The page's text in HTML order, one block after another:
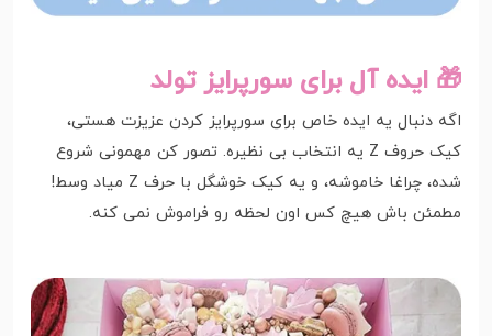
🎁 ایده آل برای سورپرایز تولد
اگه دنبال یه ایده خاص برای سورپرایز کردن عزیزت هستی،
کیک حروف Z یه انتخاب بی نظیره. تصور کن مهمونی شروع
شده، چراغا خاموشه، و یه کیک خوشگل با حرف Z میاد وسط!
مطمئن باش هیچ کس اون لحظه رو فراموش نمی کنه.